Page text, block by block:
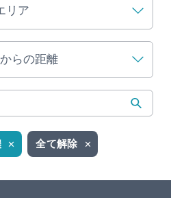
記事
ＩＳＩＴ岐阜県」
リア
らの距離
全て解除